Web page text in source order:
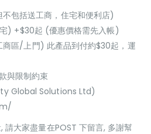
包括送工商，住宅和便利店)
) +$30起 (優惠價格需先入帳)
區/上門) 此產品到付約$30起，運
與限制約束
Global Solutions Ltd)
大家盡量在POST 下留言, 多謝幫